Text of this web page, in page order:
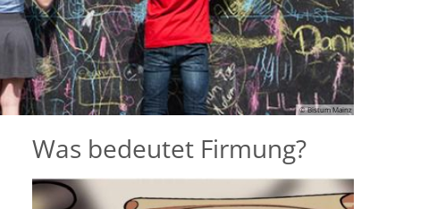
Was bedeutet Firmung?